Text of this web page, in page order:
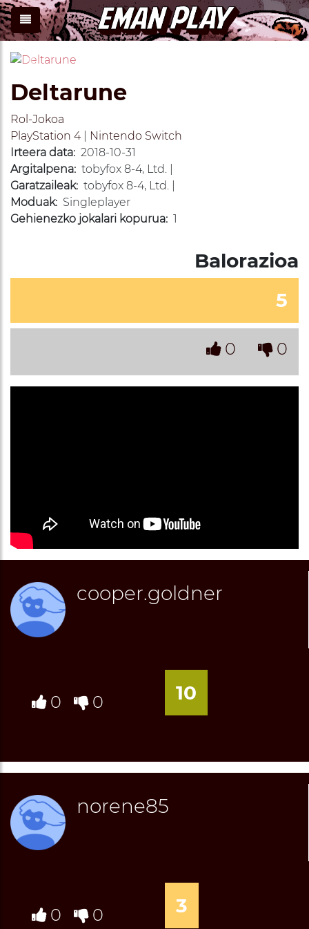
Previous
Deltarune
Rol-Jokoa
PlayStation 4|
Nintendo Switch
Irteera data: 2018-10-31
Argitalpena: tobyfox 8-4, Ltd. |
Garatzaileak: tobyfox 8-4, Ltd. |
Moduak: Singleplayer
Gehienezko jokalari kopurua: 1
Balorazioa
5
0 0
cooper.goldner
0 0 10
norene85
0 0 3